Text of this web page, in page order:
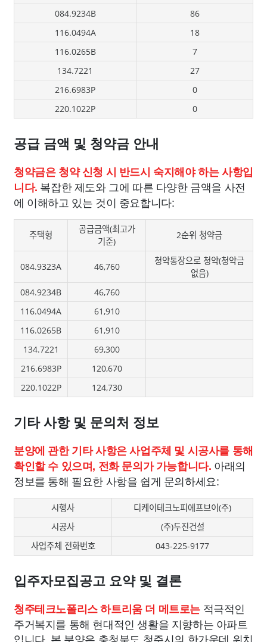
084.9234B
86
116.0494A
18
116.0265B
7
134.7221
27
216.6983P
0
220.1022P
0
공급 금액 및 청약금 안내
청약금은 청약 신청 시 반드시 숙지해야 하는 사항입
니다. 복잡한 제도와 그에 따른 다양한 금액을 사전
에 이해하고 있는 것이 중요합니다:
주택형
공급금액(최고가
기준)
2순위 청약금
084.9323A 46,760
청약통장으로 청약(청약금
없음)
084.9234B
46,760
116.0494A
61,910
116.0265B
61,910
134.7221
69,300
216.6983P
120,670
220.1022P
124,730
기타 사항 및 문의처 정보
분양에 관한 기타 사항은 사업주체 및 시공사를 통해
확인할 수 있으며, 전화 문의가 가능합니다. 아래의
정보를 통해 필요한 사항을 쉽게 문의하세요:
시행사
디케이테크노피에프브이(주)
시공사
(주)두진건설
사업주체 전화번호
043-225-9177
입주자모집공고 요약 및 결론
청주테크노폴리스 하트리움 더 메트로는 적극적인
주거복지를 통해 현대적인 생활을 지향하는 아파트
입니다. 본 분양은 충청북도 청주시의 한가운데 위치